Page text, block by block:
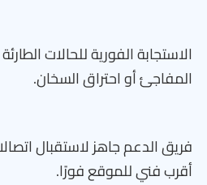
الاستجابة الفورية للحالات
المفاجئ أو احتراق السخان.
فريق الدعم جاهز لاستقبال
أقرب فني للموقع فورًا.